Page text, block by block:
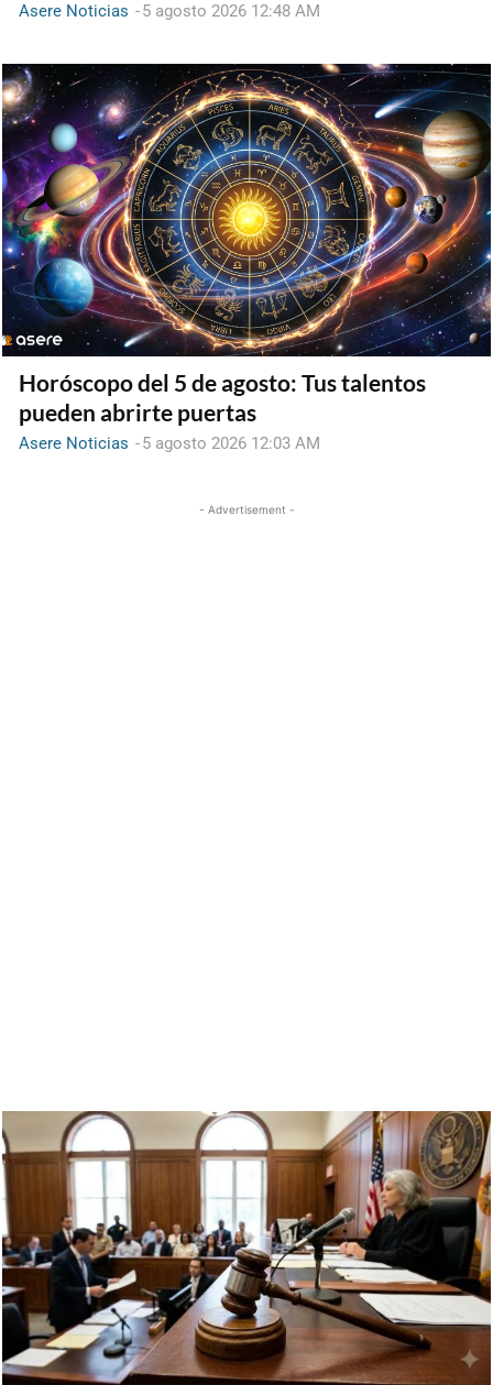
Asere Noticias -5 agosto 2026 12:48 AM
Horóscopo del 5 de agosto: Tus talentos
pueden abrirte puertas
Asere Noticias -5 agosto 2026 12:03 AM
- Advertisement -